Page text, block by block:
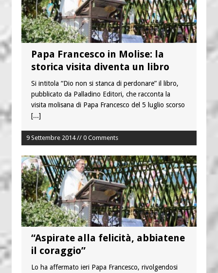
Papa Francesco in Molise: la
storica visita diventa un libro
Si intitola “Dio non si stanca di perdonare” il libro,
pubblicato da Palladino Editori, che racconta la
visita molisana di Papa Francesco del 5 luglio scorso
[...]
9 Settembre 2014 // 0 Comments
“Aspirate alla felicità, abbiatene
il coraggio”
Lo ha affermato ieri Papa Francesco, rivolgendosi